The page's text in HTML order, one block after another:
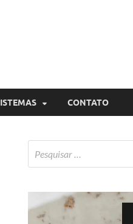
CONTATO